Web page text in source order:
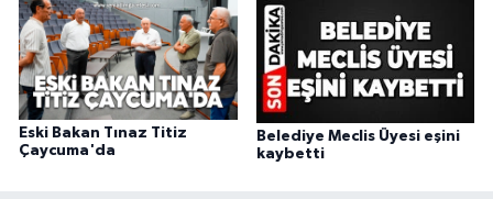
Eski Bakan Tınaz Titiz
Çaycuma'da
Belediye Meclis Üyesi eşini
kaybetti